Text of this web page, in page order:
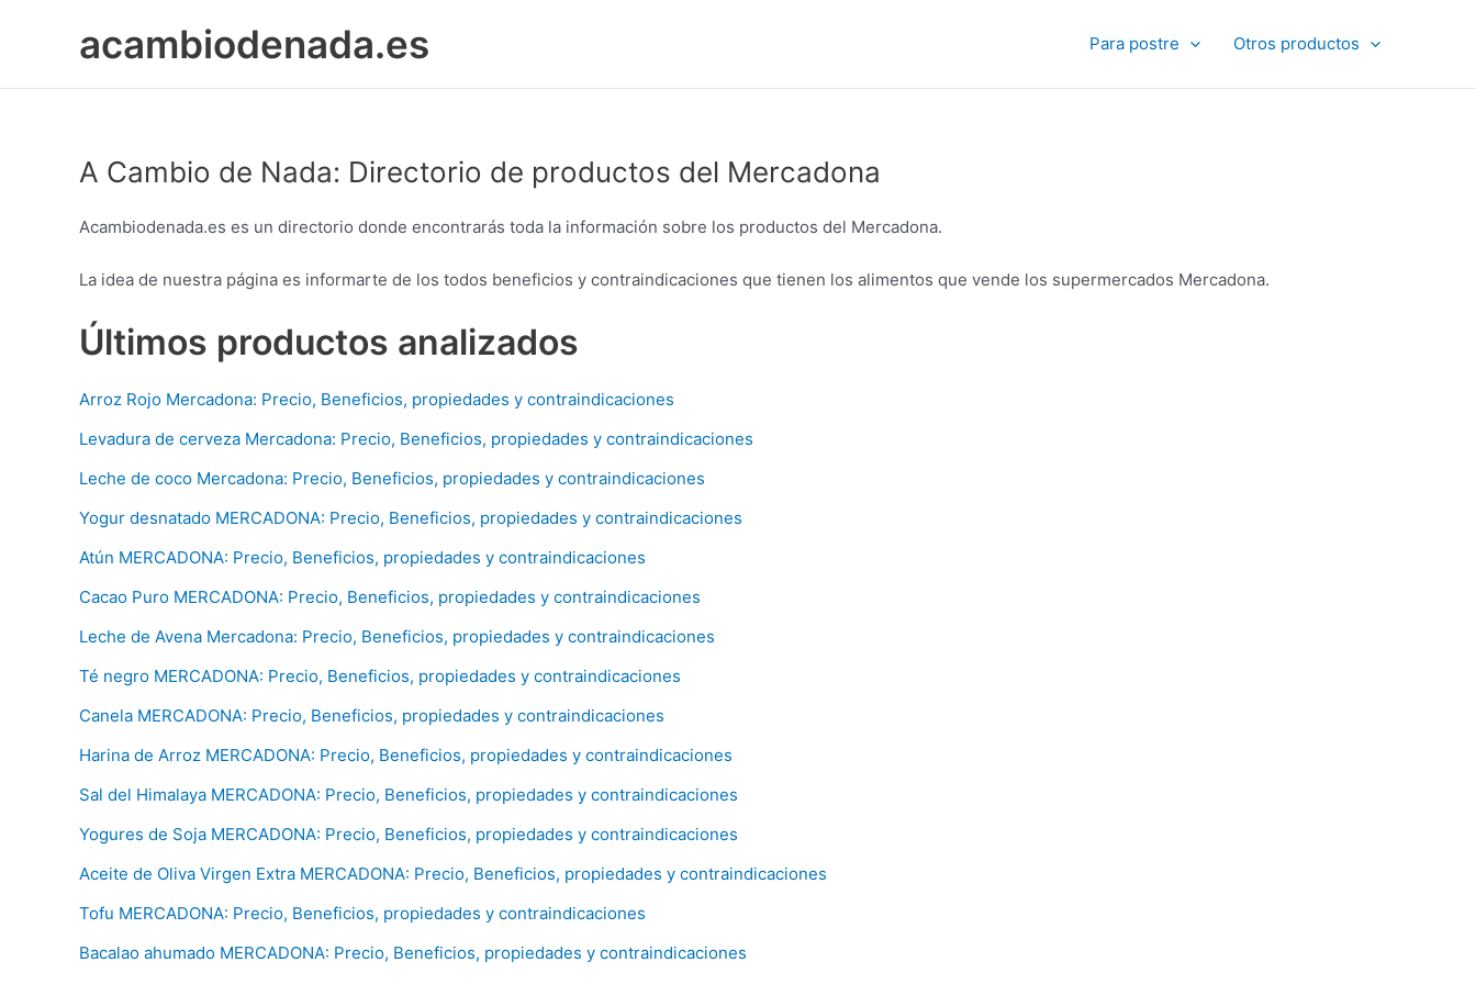
acambiodenada.es Para postre Otros productos
A Cambio de Nada: Directorio de productos del Mercadona
Acambiodenada.es es un directorio donde encontrarás toda la información sobre los productos del Mercadona.
La idea de nuestra página es informarte de los todos beneficios y contraindicaciones que tienen los alimentos que vende los supermercados Mercadona.
Últimos productos analizados
Arroz Rojo Mercadona: Precio, Beneficios, propiedades y contraindicaciones
Levadura de cerveza Mercadona: Precio, Beneficios, propiedades y contraindicaciones
Leche de coco Mercadona: Precio, Beneficios, propiedades y contraindicaciones
Yogur desnatado MERCADONA: Precio, Beneficios, propiedades y contraindicaciones
Atún MERCADONA: Precio, Beneficios, propiedades y contraindicaciones
Cacao Puro MERCADONA: Precio, Beneficios, propiedades y contraindicaciones
Leche de Avena Mercadona: Precio, Beneficios, propiedades y contraindicaciones
Té negro MERCADONA: Precio, Beneficios, propiedades y contraindicaciones
Canela MERCADONA: Precio, Beneficios, propiedades y contraindicaciones
Harina de Arroz MERCADONA: Precio, Beneficios, propiedades y contraindicaciones
Sal del Himalaya MERCADONA: Precio, Beneficios, propiedades y contraindicaciones
Yogures de Soja MERCADONA: Precio, Beneficios, propiedades y contraindicaciones
Aceite de Oliva Virgen Extra MERCADONA: Precio, Beneficios, propiedades y contraindicaciones
Tofu MERCADONA: Precio, Beneficios, propiedades y contraindicaciones
Bacalao ahumado MERCADONA: Precio, Beneficios, propiedades y contraindicaciones